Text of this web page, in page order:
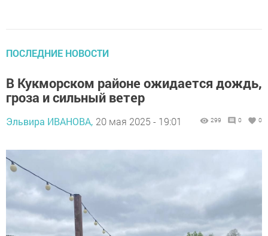
ПОСЛЕДНИЕ НОВОСТИ
В Кукморском районе ожидается дождь,
гроза и сильный ветер
Эльвира ИВАНОВА, 20 мая 2025 - 19:01 299 0 0